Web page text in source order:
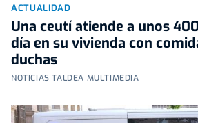
ACTUALIDAD
Una ceutí atiende a unos
día en su vivienda con
duchas
NOTICIAS TALDEA MULTIMEDIA